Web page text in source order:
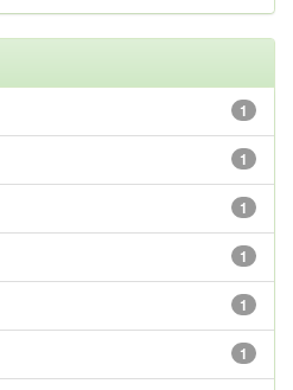
1
1
1
1
1
1